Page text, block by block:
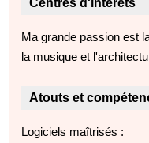
Ma grande passion est
la musique et
Atouts et
Logiciels maîtrisés :